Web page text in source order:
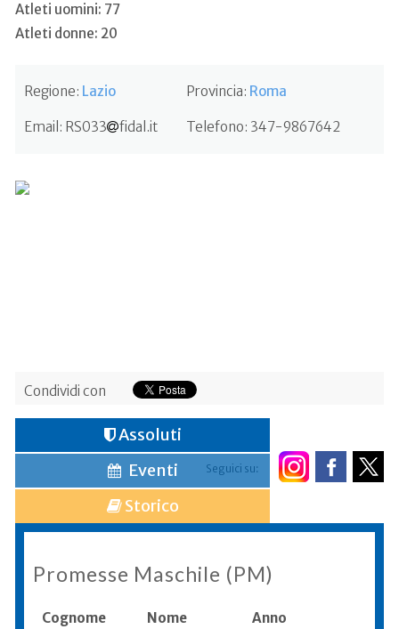
Atleti uomini: 77
Atleti donne: 20
Regione: Lazio Provincia: Roma
Email: RS033 fidal.it Telefono: 347-9867642
Condividi con
Seguici su:
Assoluti
Eventi
Storico
Promesse Maschile (PM)
Cognome Nome
Anno